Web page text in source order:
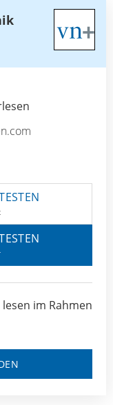
im Rahmen